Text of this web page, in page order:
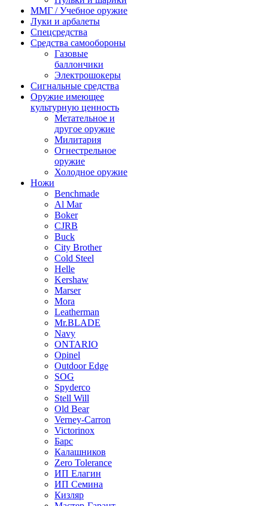
ММГ / Учебное оружие
Луки и арбалеты
Спецсредства
Средства самообороны
Газовые
баллончики
Электрошокеры
Сигнальные средства
Оружие имеющее
культурную ценность
Метательное и
другое оружие
Милитария
Огнестрельное
оружие
Холодное оружие
Ножи
Benchmade
Al Mar
Boker
CJRB
Buck
City Brother
Cold Steel
Helle
Kershaw
Marser
Mora
Leatherman
Mr.BLADE
Navy
ONTARIO
Opinel
Outdoor Edge
SOG
Spyderco
Stell Will
Old Bear
Verney-Carron
Victorinox
Барс
Калашников
Zero Tolerance
ИП Елагин
ИП Семина
Кизляр